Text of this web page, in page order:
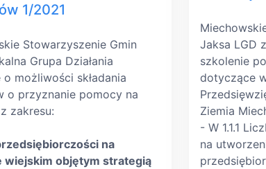
1/2021
Stowarzyszenie Gmin
Grupa Działania
możliwości składania
o przyznanie pomocy na
zakresu:
na
wiejskim objętym strategią
Jaksa LGD
szkolenie
dotyczące
Ziemia
- W 1.1.1
na